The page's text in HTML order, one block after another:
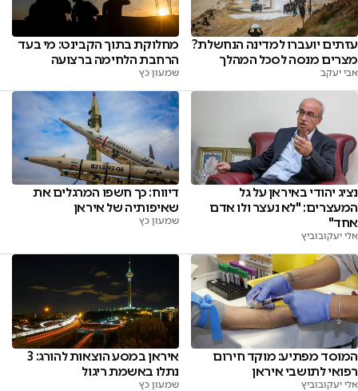
עזתים יועברו למדינה הנחשלת?
מצרים מנסה לסכל המהלך
אבי יעקב
מחלוקת בתוך הקבינט: מי בעד
הרחבת הלחימה ברצועה
שמעון כץ
נציג יהודי באיראן על גל
המעצרים: "לא נעצר ולו אדם
אחד"
אלי יעקובוביץ
דיווח: כך חשפו המרגלים את
שאיפותיה של איראן
שמעון כץ
המוסד מפתיע: מוקד חירום
רפואי לתושבי איראן
אלי יעקובוביץ
איראן במסע הוצאות להורג: 3
נתלו באשמת ריגול
שמעון כץ